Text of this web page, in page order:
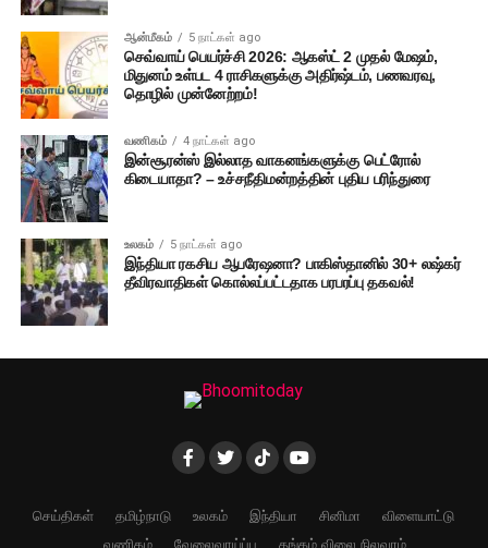
ஆன்மீகம் 5 நாட்கள் ago
செவ்வாய் பெயர்ச்சி 2026: ஆகஸ்ட் 2 முதல் மேஷம்,
மிதுனம் உள்பட 4 ராசிகளுக்கு அதிர்ஷ்டம், பணவரவு,
தொழில் முன்னேற்றம்!
வணிகம் 4 நாட்கள் ago
இன்சூரன்ஸ் இல்லாத வாகனங்களுக்கு பெட்ரோல்
கிடையாதா? – உச்சநீதிமன்றத்தின் புதிய பரிந்துரை
உலகம் 5 நாட்கள் ago
இந்தியா ரகசிய ஆபரேஷனா? பாகிஸ்தானில் 30+ லஷ்கர்
தீவிரவாதிகள் கொல்லப்பட்டதாக பரபரப்பு தகவல்!
செய்திகள் தமிழ்நாடு உலகம் இந்தியா சினிமா
விளையாட்டு
வணிகம்
வேலைவாய்ப்பு தங்கம் விலை நிலவரம்